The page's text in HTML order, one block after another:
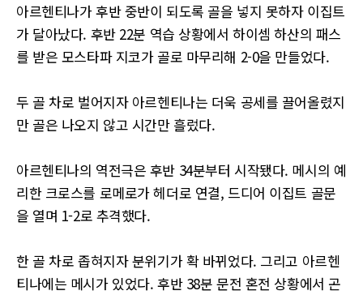
아르헨티나가 후반 중반이 되도록 골을 넣지 못하자 이집트
가 달아났다. 후반 22분 역습 상황에서 하이셈 하산의 패스
를 받은 모스타파 지코가 골로 마무리해 2-0을 만들었다.
두 골 차로 벌어지자 아르헨티나는 더욱 공세를 끌어올렸지
만 골은 나오지 않고 시간만 흘렀다.
아르헨티나의 역전극은 후반 34분부터 시작됐다. 메시의 예
리한 크로스를 로메로가 헤더로 연결, 드디어 이집트 골문
을 열며 1-2로 추격했다.
한 골 차로 좁혀지자 분위기가 확 바뀌었다. 그리고 아르헨
티나에는 메시가 있었다. 후반 38분 문전 혼전 상황에서 곤